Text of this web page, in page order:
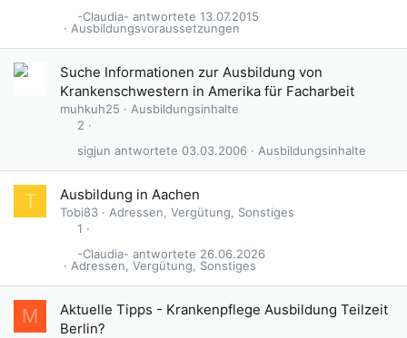
Ausbildungsvoraussetzungen
13.07.2015
-Claudia-
Suche Informationen zur Ausbildung von
Krankenschwestern in Amerika für Facharbeit
muhkuh25
Ausbildungsinhalte
2
Ausbildungsinhalte
03.03.2006
sigjun
T Ausbildung in Aachen
Tobi83
Adressen, Vergütung, Sonstiges
1
Adressen, Vergütung, Sonstiges
26.06.2026
-Claudia-
M
Aktuelle Tipps - Krankenpflege Ausbildung Teilzeit
Berlin?